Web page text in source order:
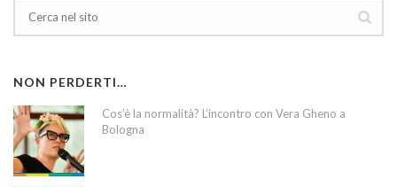
NON PERDERTI…
Cos’è la normalità? L’incontro con Vera Gheno a
Bologna